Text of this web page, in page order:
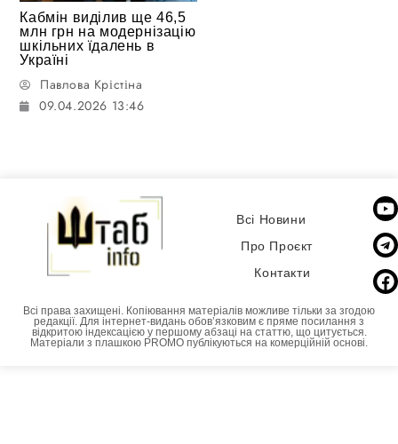
Кабмін виділив ще 46,5
млн грн на модернізацію
шкільних їдалень в
Україні
Павлова Крістіна
09.04.2026 13:46
Всі Новини
Про Проєкт
Контакти
Всі права захищені. Копіювання матеріалів можливе тільки за згодою
редакції. Для інтернет-видань обовʼязковим є пряме посилання з
відкритою індексацією у першому абзаці на статтю, що цитується.
Матеріали з плашкою PROMO публікуються на комерційній основі.